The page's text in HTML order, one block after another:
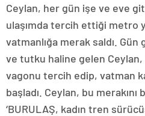
Ceylan, her gün işe ve eve
ulaşımda tercih ettiği metro
vatmanlığa merak saldı.
ve tutku haline gelen Ceylan,
vagonu tercih edip, vatman
başladı. Ceylan, bu merakını
‘BURULAŞ, kadın tren